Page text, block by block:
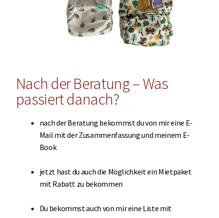
Nach der Beratung – Was
passiert danach?
nach der Beratung bekommst du von mir eine E-
Mail mit der Zusammenfassung und meinem E-
Book
jetzt hast du auch die Möglichkeit ein Mietpaket
mit Rabatt zu bekommen
Du bekommst auch von mir eine Liste mit